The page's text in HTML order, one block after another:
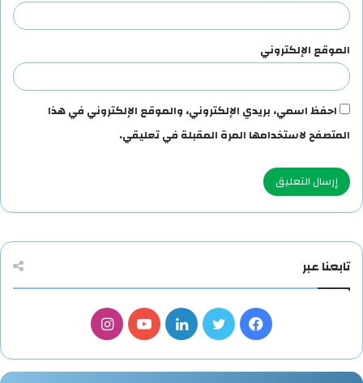
الموقع الإلكتروني
احفظ اسمي، بريدي الإلكتروني، والموقع الإلكتروني في هذا
المتصفح لاستخدامها المرة المقبلة في تعليقي.
تابعنا عبر
فيسبوك
تويتر لينكدإنيوتيوبانستقرام